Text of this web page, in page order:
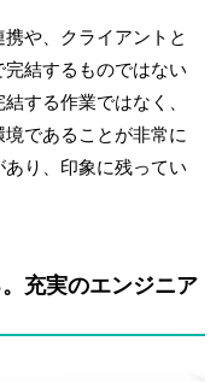
や、クライアントと
結するものではない
する作業ではなく、
であることが非常に
り、印象に残ってい
充実のエンジニア